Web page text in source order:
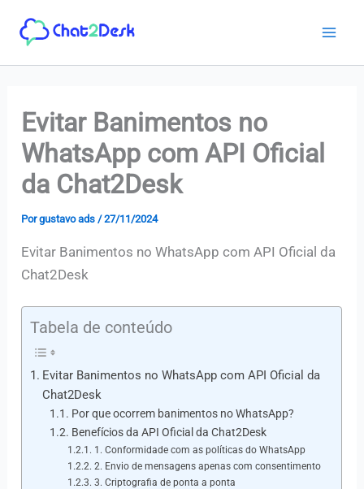
para
Evitar Banimentos no
WhatsApp com API Oficial
da Chat2Desk
Porgustavo ads /27/11/2024
Evitar Banimentos no WhatsApp com API Oficial da
Chat2Desk
Tabela de conteúdo
Evitar Banimentos no WhatsApp com API Oficial da
Chat2Desk
Por que ocorrem banimentos no WhatsApp?
Benefícios da API Oficial da Chat2Desk
1. Conformidade com as políticas do WhatsApp
2. Envio de mensagens apenas com consentimento
3. Criptografia de ponta a ponta